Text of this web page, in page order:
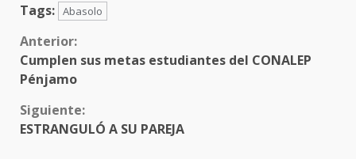
Tags: Abasolo
Sigue
leyendo
Anterior:
Cumplen sus metas estudiantes del CONALEP
Pénjamo
Siguiente:
ESTRANGULÓ A SU PAREJA